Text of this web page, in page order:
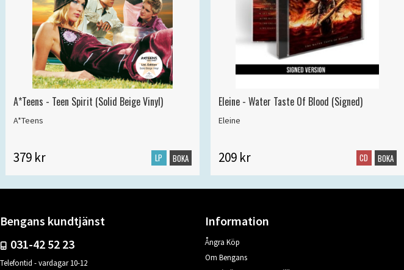
A*Teens - Teen Spirit (Solid Beige Vinyl)
A*Teens
379 kr LP BOKA
Eleine - Water Taste Of Blood (Signed)
Eleine
209 kr CD BOKA
Bengans kundtjänst
031-42 52 23
Telefontid - vardagar 10-12
Information
Ångra Köp
Om Bengans